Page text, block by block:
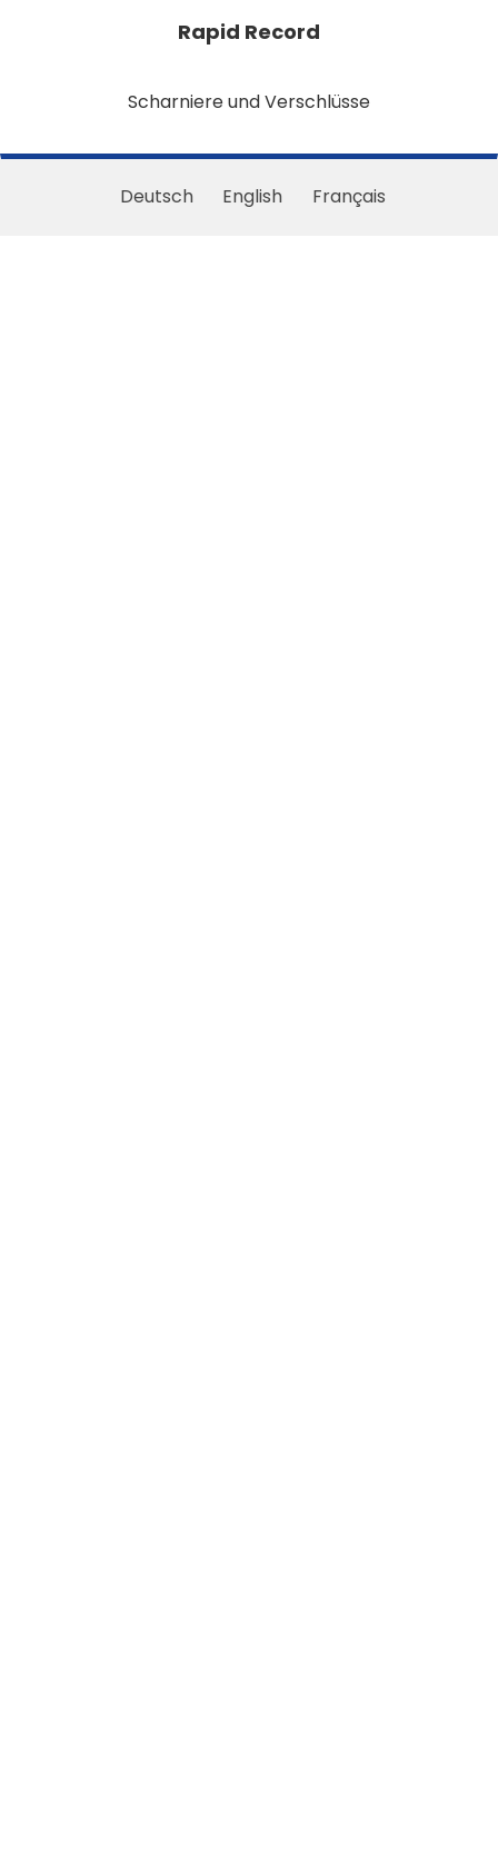
Rapid Record
Scharniere und Verschlüsse
Deutsch English Français